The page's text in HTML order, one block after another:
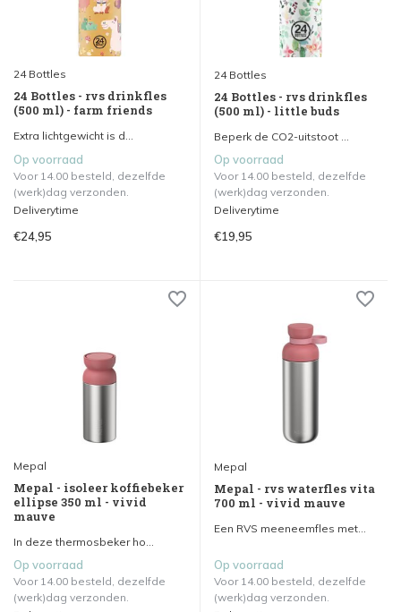
24 Bottles
24 Bottles - rvs drinkfles
(500 ml) - farm friends
Extra lichtgewicht is d...
Op voorraad
Voor 14.00 besteld, dezelfde
(werk)dag verzonden.
Deliverytime
€24,95
24 Bottles
24 Bottles - rvs drinkfles
(500 ml) - little buds
Beperk de CO2-uitstoot ...
Op voorraad
Voor 14.00 besteld, dezelfde
(werk)dag verzonden.
Deliverytime
€19,95
Mepal
Mepal - isoleer koffiebeker
ellipse 350 ml - vivid
mauve
In deze thermosbeker ho...
Op voorraad
Voor 14.00 besteld, dezelfde
(werk)dag verzonden.
Mepal
Mepal - rvs waterfles vita
700 ml - vivid mauve
Een RVS meeneemfles met...
Op voorraad
Voor 14.00 besteld, dezelfde
(werk)dag verzonden.